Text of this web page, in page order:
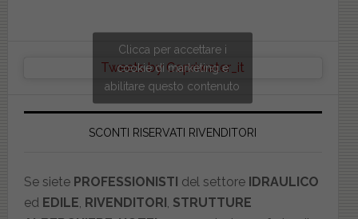
Tweets by Copriwater_it
Clicca per accettare i
cookie di marketing e
abilitare questo contenuto
SCONTI RISERVATI RIVENDITORI
Se siete PROFESSIONISTI del settore IDRAULICO
ed EDILE RIVENDITORI STRUTTURE